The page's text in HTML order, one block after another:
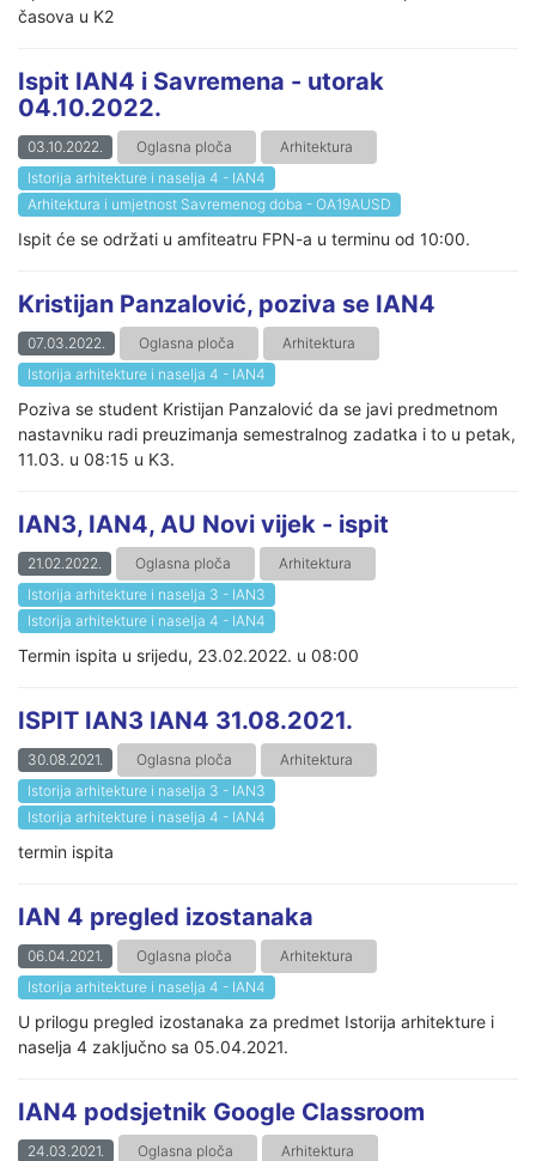
časova u K2
Ispit IAN4 i Savremena - utorak
04.10.2022.
03.10.2022. Oglasna ploča
Arhitektura
Istorija arhitekture i naselja 4 - IAN4
Arhitektura i umjetnost Savremenog doba - OA19AUSD
Ispit će se održati u amfiteatru FPN-a u terminu od 10:00.
Kristijan Panzalović, poziva se IAN4
07.03.2022. Oglasna ploča
Arhitektura
Istorija arhitekture i naselja 4 - IAN4
Poziva se student Kristijan Panzalović da se javi predmetnom
nastavniku radi preuzimanja semestralnog zadatka i to u petak,
11.03. u 08:15 u K3.
IAN3, IAN4, AU Novi vijek - ispit
21.02.2022. Oglasna ploča
Arhitektura
Istorija arhitekture i naselja 3 - IAN3
Istorija arhitekture i naselja 4 - IAN4
Termin ispita u srijedu, 23.02.2022. u 08:00
ISPIT IAN3 IAN4 31.08.2021.
30.08.2021. Oglasna ploča
Arhitektura
Istorija arhitekture i naselja 3 - IAN3
Istorija arhitekture i naselja 4 - IAN4
termin ispita
IAN 4 pregled izostanaka
06.04.2021. Oglasna ploča
Arhitektura
Istorija arhitekture i naselja 4 - IAN4
U prilogu pregled izostanaka za predmet Istorija arhitekture i
naselja 4 zaključno sa 05.04.2021.
IAN4 podsjetnik Google Classroom
24.03.2021. Oglasna ploča
Arhitektura